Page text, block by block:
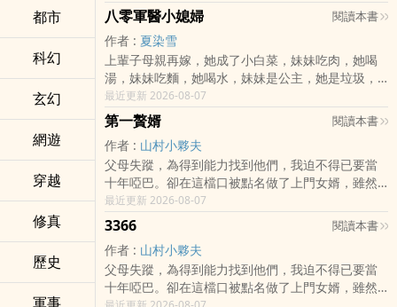
都市
科幻
玄幻
網遊
穿越
修真
歷史
軍事
我從哪裡來？我要到哪裡去...... 正版讀者群：
95456342
八零軍醫小媳婦 閱讀本書
作者 : 夏染雪
上輩子母親再嫁，她成了小白菜，妹妹吃肉，她喝
湯，妹妹吃麵，她喝水，妹妹是公主，她是垃圾，
她被那對母女算計了整個人生，她的家，她的丈
夫，也是窩囊了一輩子。
三十三剛之時，一場車禍，讓她變的血肉模糊，她
對他說，我的錢都給我父親，我的腎給你，因為你
是一個好人。
三十三歲，她死於一場車禍，她將她的腎給了一個
好人。三歲時，她重生了，這一世，面對算計，她
迎面而對，什麼妹妹，她連親媽都是沒有，怎麼可
能會有妹妹，而這一生，她又是遇到了那個好人。
最近更新 2026-08-07
第一贅婿 閱讀本書
作者 : 山村小夥夫
父母失蹤，為得到能力找到他們，我迫不得已要當
十年啞巴。卻在這檔口被點名做了上門女婿，雖然
老婆絕美傾城，但從未給過我一天好臉色，說我是
個窩囊廢！
而今天，十年限制結束！我將把一切，重新翻盤……
新書火爆來襲，閱讀的朋友別忘記點選收藏！
最近更新 2026-08-07
3366 閱讀本書
作者 : 山村小夥夫
父母失蹤，為得到能力找到他們，我迫不得已要當
十年啞巴。卻在這檔口被點名做了上門女婿，雖然